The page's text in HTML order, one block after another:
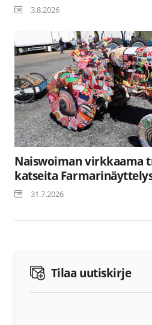
3.8.2026
Naiswoiman virkkaama
katseita
31.7.2026
Tilaa uutiskirje